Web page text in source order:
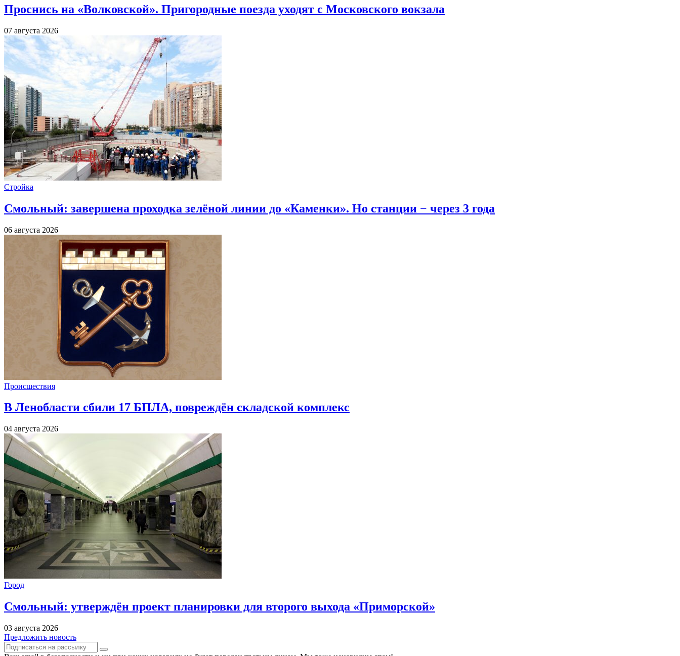
Проснись на «Волковской». Пригородные поезда уходят с Московского вокзала
07 августа 2026
Стройка
Смольный: завершена проходка зелёной линии до «Каменки». Но станции − через 3 года
06 августа 2026
Происшествия
В Ленобласти сбили 17 БПЛА, повреждён складской комплекс
04 августа 2026
Город
Смольный: утверждён проект планировки для второго выхода «Приморской»
03 августа 2026
Предложить новость